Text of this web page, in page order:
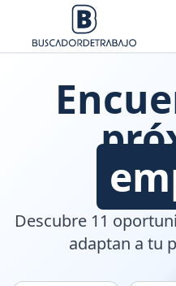
Descubre 11
adaptan a tu